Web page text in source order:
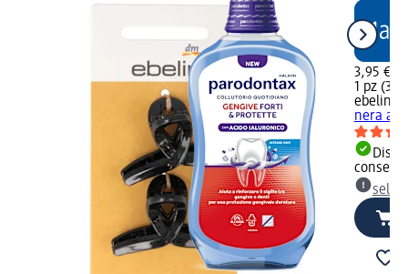
3,95 €
1 pz
ebelin
nera a